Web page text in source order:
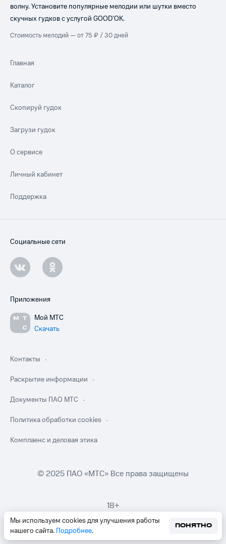
Мы используем cookies для улучшения работы
нашего сайта. Подробнее.
ПОНЯТНО
волну. Установите популярные мелодии или шутки вместо
скучных гудков с услугой GOOD’OK.
Стоимость мелодий — от 75 ₽ / 30 дней
Главная
Каталог
Скопируй гудок
Загрузи гудок
О сервисе
Личный кабинет
Поддержка
Социальные сети
Приложения
Мой МТС
Скачать
Контакты
Раскрытие информации
Документы ПАО МТС
Политика обработки cookies
Комплаенс и деловая этика
© 2025 ПАО «МТС» Все права защищены
18+